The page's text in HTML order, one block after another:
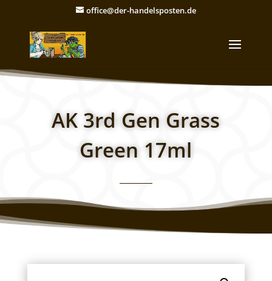
office@der-handelsposten.de
AK 3rd Gen Grass
Green 17ml